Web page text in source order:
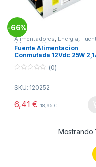
-66%
Alimentadores, Energia,
Alimentación
Fuente Alimentacion
Conmutada 12Vdc 25W
Rejilla SILVER
u
f
(0)
SKU: 120252
6,41€ 18,95€
Mostrando